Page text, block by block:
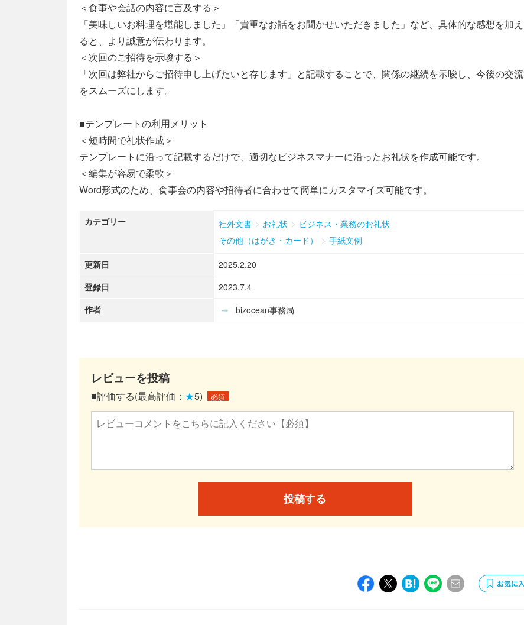
＜食事や会話の内容に言及する＞
「美味しいお料理を堪能しました」「貴重なお話をお聞かせいただきました」など、具体的な感想を加え
ると、より誠意が伝わります。
＜次回のご招待を示唆する＞
「次回は弊社からご招待申し上げたいと存じます」と記載することで、関係の継続を示唆し、今後の交流
をスムーズにします。
■テンプレートの利用メリット
＜短時間で礼状作成＞
テンプレートに沿って記載するだけで、適切なビジネスマナーに沿ったお礼状を作成可能です。
＜編集が容易で柔軟＞
Word形式のため、食事会の内容や招待者に合わせて簡単にカスタマイズ可能です。
カテゴリー 社外文書 > お礼状 > ビジネス・業務のお礼状
その他（はがき・カード）
> 手紙文例
更新日
2025.2.20
登録日
2023.7.4
作者
bizocean事務局
レビューを投稿
■評価する(最高評価： ★5) 必須
投稿する